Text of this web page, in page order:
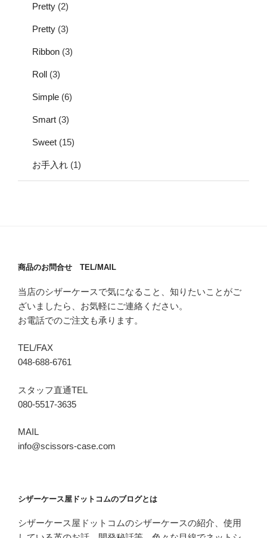
Pretty (2)
Pretty (3)
Ribbon (3)
Roll (3)
Simple (6)
Smart (3)
Sweet (15)
お手入れ (1)
商品のお問合せ TEL/MAIL
当店のシザーケースで気になること、知りたいことがご
ざいましたら、お気軽にご連絡ください。
お電話でのご注文も承ります。
TEL/FAX
048-688-6761
スタッフ直通TEL
080-5517-3635
MAIL
info@scissors-case.com
シザーケース屋ドットコムのブログとは
シザーケース屋ドットコムのシザーケースの紹介、使用